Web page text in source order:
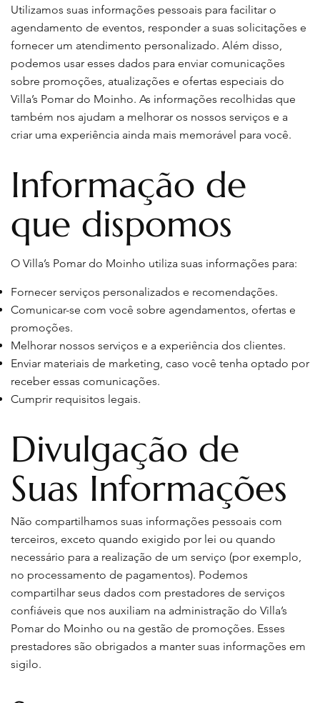
Utilizamos suas informações pessoais para facilitar o
agendamento de eventos, responder a suas solicitações e
fornecer um atendimento personalizado. Além disso,
podemos usar esses dados para enviar comunicações
sobre promoções, atualizações e ofertas especiais do
Villa’s Pomar do Moinho. As informações recolhidas que
também nos ajudam a melhorar os nossos serviços e a
criar uma experiência ainda mais memorável para você.
Informação de
que dispomos
O Villa’s Pomar do Moinho utiliza suas informações para:
Fornecer serviços personalizados e recomendações.
Comunicar-se com você sobre agendamentos, ofertas e
promoções.
Melhorar nossos serviços e a experiência dos clientes.
Enviar materiais de marketing, caso você tenha optado por
receber essas comunicações.
Cumprir requisitos legais.
Divulgação de
Suas Informações
Não compartilhamos suas informações pessoais com
terceiros, exceto quando exigido por lei ou quando
necessário para a realização de um serviço (por exemplo,
no processamento de pagamentos). Podemos
compartilhar seus dados com prestadores de serviços
confiáveis que nos auxiliam na administração do Villa’s
Pomar do Moinho ou na gestão de promoções. Esses
prestadores são obrigados a manter suas informações em
sigilo.